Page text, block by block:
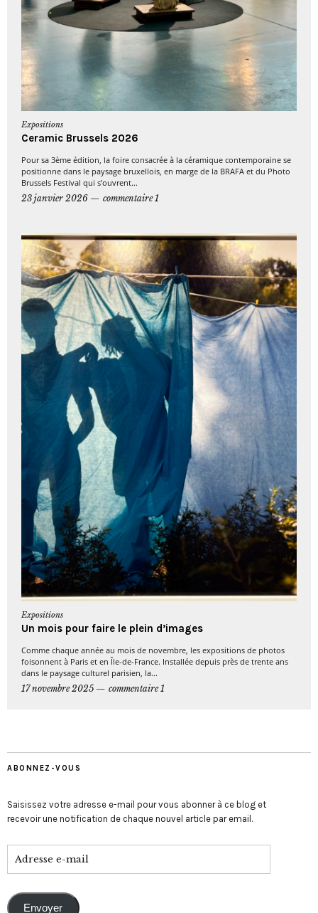
Expositions
Ceramic Brussels 2026
Pour sa 3ème édition, la foire consacrée à la céramique contemporaine se
positionne dans le paysage bruxellois, en marge de la BRAFA et du Photo
Brussels Festival qui s’ouvrent...
23 janvier 2026
commentaire 1
Expositions
Un mois pour faire le plein d’images
Comme chaque année au mois de novembre, les expositions de photos
foisonnent à Paris et en Île-de-France. Installée depuis près de trente ans
dans le paysage culturel parisien, la...
17 novembre 2025
commentaire 1
ABONNEZ-VOUS
Saisissez votre adresse e-mail pour vous abonner à ce blog et
recevoir une notification de chaque nouvel article par email.
Envoyer